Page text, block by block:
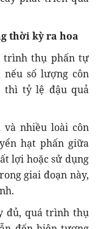
thời kỳ ra hoa
trình thụ phấn tự
số lượng côn
thì tỷ lệ đậu quả
nhiều loài côn
hạt phấn giữa
lợi hoặc sử dụng
giai đoạn này,
đủ, quá trình thụ